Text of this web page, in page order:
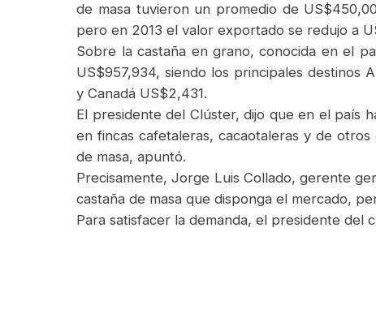
de masa tuvieron un promedio de
pero en 2013 el valor exportado se redujo a
Sobre la castaña en grano, conocida en el
US$957,934, siendo los principales destinos
y Canadá US$2,431.
El presidente del Clúster, dijo que en el país
en fincas cafetaleras, cacaotaleras y de
de masa, apuntó.
Precisamente, Jorge Luis Collado, gerente
castaña de masa que disponga el mercado,
Para satisfacer la demanda, el presidente del